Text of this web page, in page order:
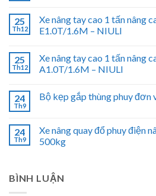
25
Th12
Xe nâng tay cao 1 tấn nâng
E1.0T/1.6M – NIULI
25
Th12
Xe nâng tay cao 1 tấn nâng
A1.0T/1.6M – NIULI
24
Th9
Bộ kẹp gắp thùng phuy đơn
24
Th9
Xe nâng quay đổ phuy điện
500kg
BÌNH LUẬN